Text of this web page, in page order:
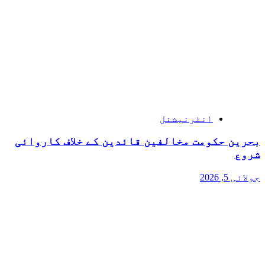
انٹرنیشنل
بحرین حکومت مخالفین قائدین کے خلاف کاروائی
شروع
جولائی 5, 2026